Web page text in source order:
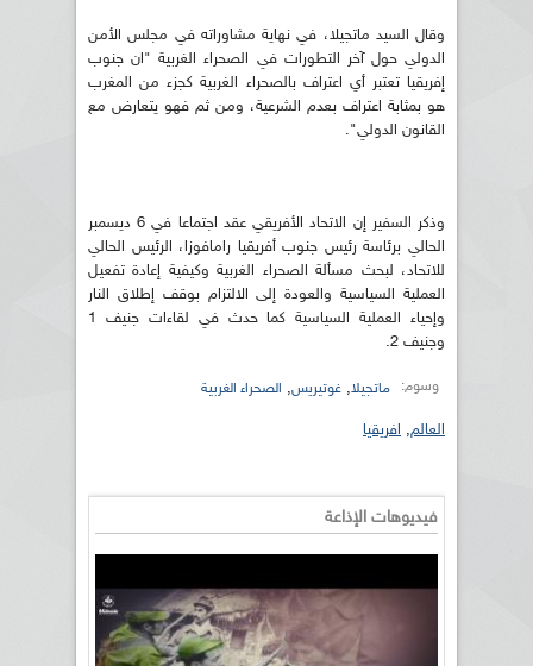
وقال السيد ماتجيلا، في نهاية مشاوراته في مجلس الأمن
الدولي حول آخر التطورات في الصحراء الغربية "ان جنوب
إفريقيا تعتبر أي اعتراف بالصحراء الغربية كجزء من المغرب
هو بمثابة اعتراف بعدم الشرعية، ومن ثم فهو يتعارض مع
القانون الدولي".
وذكر السفير إن الاتحاد الأفريقي عقد اجتماعا في 6 ديسمبر
الحالي برئاسة رئيس جنوب أفريقيا رامافوزا، الرئيس الحالي
للاتحاد، لبحث مسألة الصحراء الغربية وكيفية إعادة تفعيل
العملية السياسية والعودة إلى الالتزام بوقف إطلاق النار
وإحياء العملية السياسية كما حدث في لقاءات جنيف 1
وجنيف 2.
وسوم: ماتجيلا, غوتيريس, الصحراء الغربية
العالم, افريقيا
فيديوهات الإذاعة